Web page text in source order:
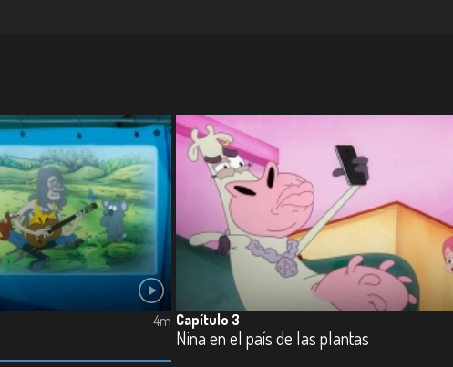
4m Capítulo 3
Nina en el país de las plantas